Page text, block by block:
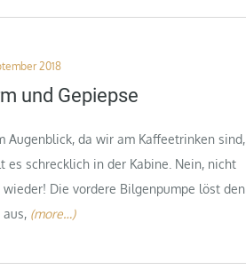
2018
und Gepiepse
Augenblick, da wir am Kaffeetrinken sind,
es schrecklich in der Kabine. Nein, nicht
wieder! Die vordere Bilgenpumpe löst den
aus, (more…)